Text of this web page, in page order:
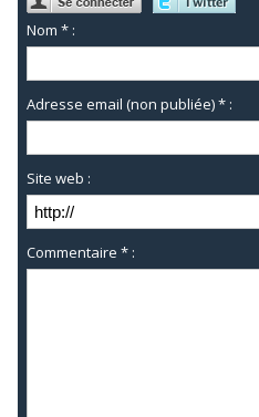
Nom * :
Adresse email (non publiée) * :
Site web :
Commentaire * :